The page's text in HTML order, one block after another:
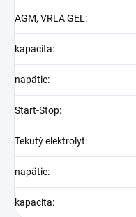
AGM, VRLA GEL :
kapacita:
napätie:
Start-Stop:
Tekutý elektrolyt:
napätie:
kapacita: